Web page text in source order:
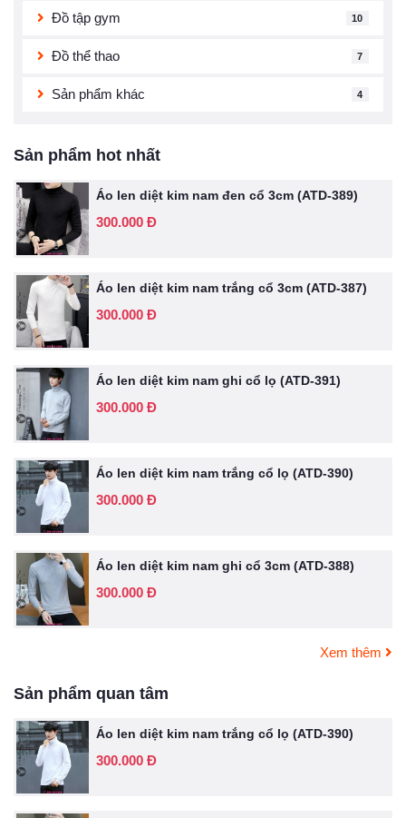
Đồ tập gym 10
Đồ thể thao 7
Sản phẩm khác 4
Sản phẩm hot nhất
Áo len diệt kim nam đen cổ 3cm (ATD-389)
300.000 Đ
Áo len diệt kim nam trắng cổ 3cm (ATD-387)
300.000 Đ
Áo len diệt kim nam ghi cổ lọ (ATD-391)
300.000 Đ
Áo len diệt kim nam trắng cổ lọ (ATD-390)
300.000 Đ
Áo len diệt kim nam ghi cổ 3cm (ATD-388)
300.000 Đ
Xem thêm
Sản phẩm quan tâm
Áo len diệt kim nam trắng cổ lọ (ATD-390)
300.000 Đ